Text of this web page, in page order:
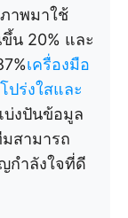
าพมาใช้
น 20% และ
เครื่องมือ
ปร่งใสและ
บ่งปันข้อมูล
สามารถ
กำลังใจที่ดี